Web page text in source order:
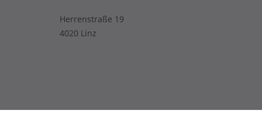
Herrenstraße 19
4020 Linz